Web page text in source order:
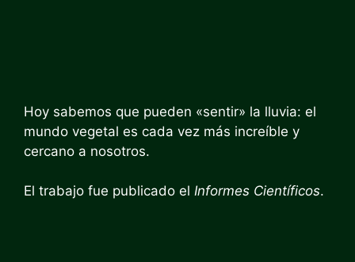
Hoy sabemos que pueden «sentir» la lluvia: el
mundo vegetal es cada vez más increíble y
cercano a nosotros.
El trabajo fue publicado el Informes Científicos.